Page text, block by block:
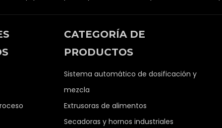
CATEGORÍA DE
PRODUCTOS
Sistema automático de dosificación y
mezcla
Extrusoras de alimentos
Secadoras y hornos industriales